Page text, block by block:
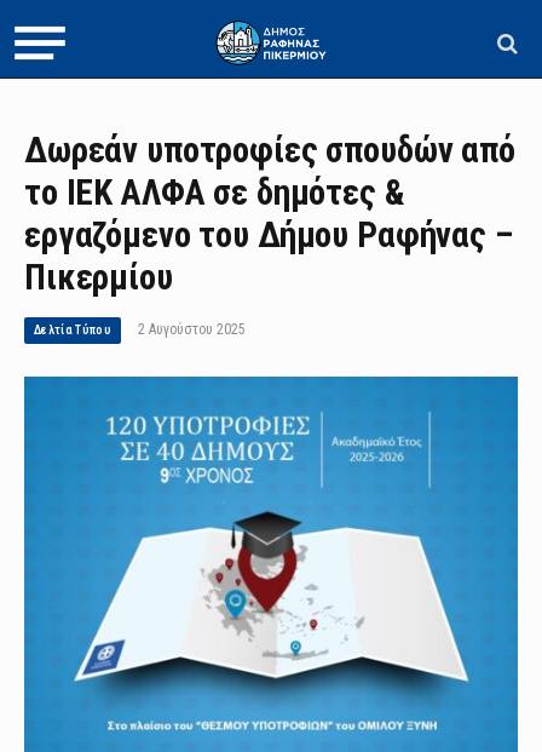
Δωρεάν υποτροφίες σπουδών από
το ΙΕΚ ΑΛΦΑ σε δημότες &
εργαζόμενο του Δήμου Ραφήνας –
Πικερμίου
Δελτία Τύπου 2 Αυγούστου 2025